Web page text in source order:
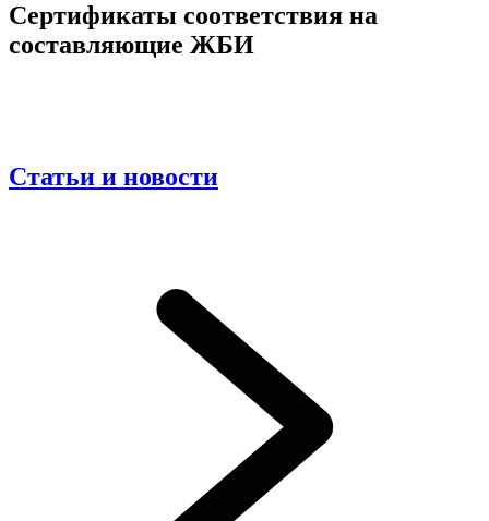
Сертификаты соответствия на
составляющие ЖБИ
Статьи и новости